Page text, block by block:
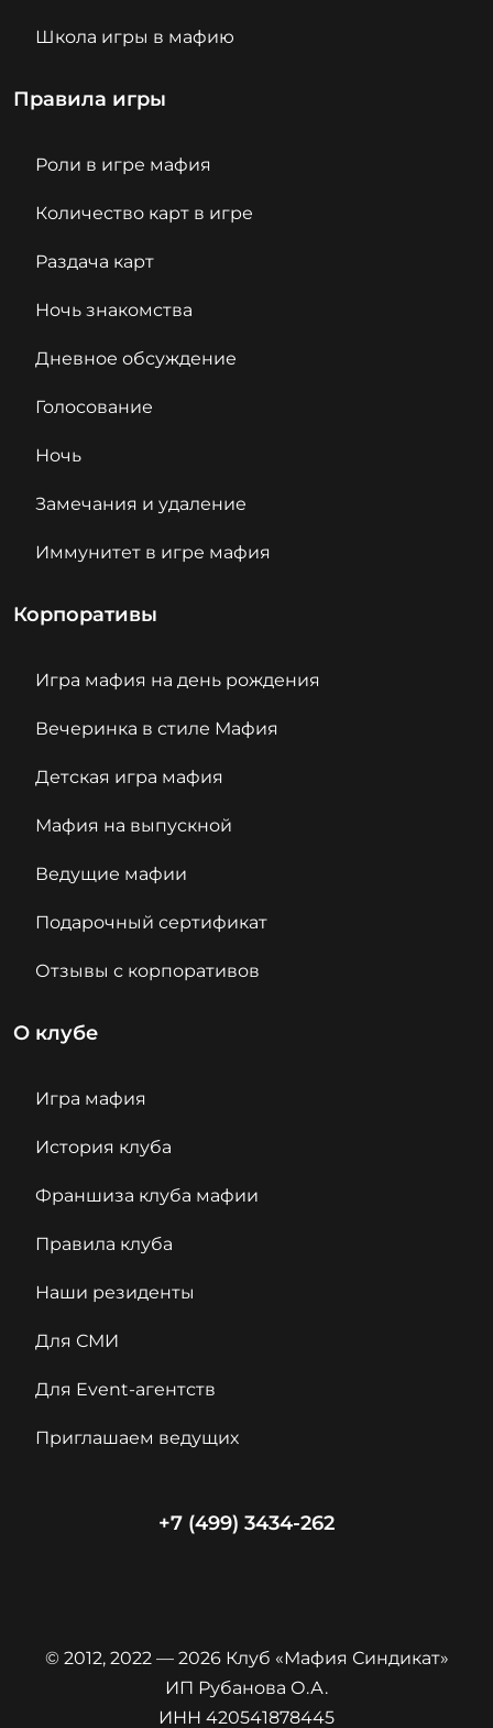
Школа игры в мафию
Правила игры
Роли в игре мафия
Количество карт в игре
Раздача карт
Ночь знакомства
Дневное обсуждение
Голосование
Ночь
Замечания и удаление
Иммунитет в игре мафия
Корпоративы
Игра мафия на день рождения
Вечеринка в стиле Мафия
Детская игра мафия
Мафия на выпускной
Ведущие мафии
Подарочный сертификат
Отзывы с корпоративов
О клубе
Игра мафия
История клуба
Франшиза клуба мафии
Правила клуба
Наши резиденты
Для СМИ
Для Event-агентств
Приглашаем ведущих
+7 (499) 3434-262
© 2012, 2022 — 2026 Клуб «Мафия Синдикат»
ИП Рубанова О.А.
ИНН 420541878445